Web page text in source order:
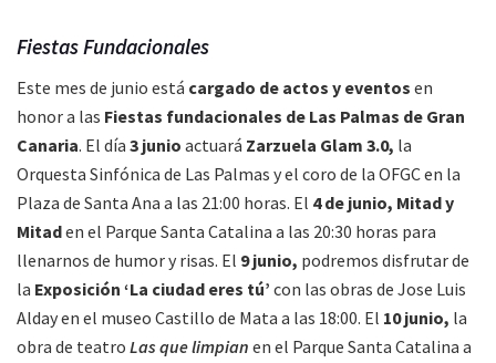
Fiestas Fundacionales
Este mes de junio está cargado de actos y eventos en
honor a las Fiestas fundacionales de Las Palmas de Gran
Canaria. El día 3 junio actuará Zarzuela Glam 3.0, la
Orquesta Sinfónica de Las Palmas y el coro de la OFGC en la
Plaza de Santa Ana a las 21:00 horas. El 4 de junio, Mitad y
Mitaden el Parque Santa Catalina a las 20:30 horas para
llenarnos de humor y risas. El 9 junio, podremos disfrutar de
la Exposición ‘La ciudad eres tú’ con las obras de Jose Luis
Alday en el museo Castillo de Mata a las 18:00. El 10 junio, la
obra de teatro Las que limpian en el Parque Santa Catalina a